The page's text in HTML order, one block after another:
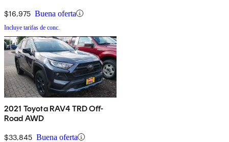
$16,975 Buena oferta
Incluye tarifas de conc.
2021 Toyota RAV4 TRD Off-
Road AWD
$33,845 Buena oferta